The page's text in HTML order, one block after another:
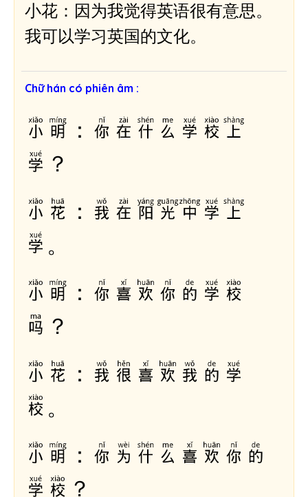
小花：因为我觉得英语很有意思。
我可以学习英国的文化。
Chữ hán có phiên âm :
小明：你在什么学校上
学？
小花：我在阳光中学上
学。
小明：你喜欢你的学校
吗？
小花：我很喜欢我的学
校。
小明：你为什么喜欢你的
学校？